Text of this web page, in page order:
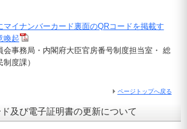
マイナンバーカード裏面のQRコードを掲載す
喚起
会事務局・内閣府大臣官房番号制度担当室・ 総
度課）
ページトップへ戻る
及び電子証明書の更新について